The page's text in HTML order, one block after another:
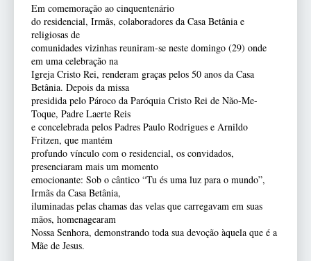
Em comemoração ao cinquentenário
do residencial, Irmãs, colaboradores da Casa Betânia e
religiosas de
comunidades vizinhas reuniram-se neste domingo (29) onde
em uma celebração na
Igreja Cristo Rei, renderam graças pelos 50 anos da Casa
Betânia. Depois da missa
presidida pelo Pároco da Paróquia Cristo Rei de Não-Me-
Toque, Padre Laerte Reis
e concelebrada pelos Padres Paulo Rodrigues e Arnildo
Fritzen, que mantém
profundo vínculo com o residencial, os convidados,
presenciaram mais um momento
emocionante: Sob o cântico “Tu és uma luz para o mundo”,
Irmãs da Casa Betânia,
iluminadas pelas chamas das velas que carregavam em suas
mãos, homenagearam
Nossa Senhora, demonstrando toda sua devoção àquela que é a
Mãe de Jesus.